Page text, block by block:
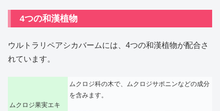
4つの和漢植物
ウルトラリペアシカバームには、4つの和漢植物が配合さ
れています。
ムクロジ果実エキ
ムクロジ科の木で、ムクロジサポニンなどの成分
を含みます。